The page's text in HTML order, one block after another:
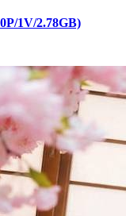
1V/2.78GB)